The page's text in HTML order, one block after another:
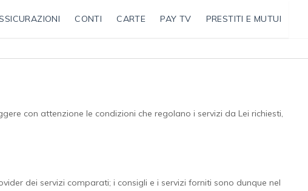
CONTI CARTE PAY TV PRESTITI E MUTUI
con attenzione le condizioni che regolano i servizi da Lei richiesti,
dei servizi comparati; i consigli e i servizi forniti sono dunque nel